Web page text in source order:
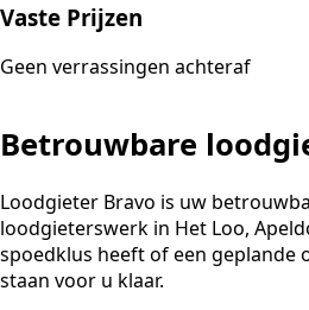
Vaste Prijzen
Geen verrassingen achteraf
Betrouwbare
Loodgieter Bravo is uw
loodgieterswerk in Het Loo,
spoedklus heeft of een geplande
staan voor u klaar.